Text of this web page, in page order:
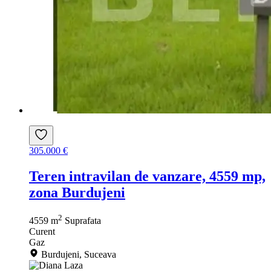
305.000 €
Teren intravilan de vanzare, 4559 mp,
zona Burdujeni
4559 m2 Suprafata
Curent
Gaz
Burdujeni, Suceava